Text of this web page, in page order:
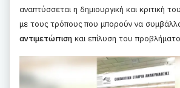
αναπτύσσεται η δημιουργική και κριτική
με τους τρόπους που μπορούν να
αντιμετώπιση και επίλυση του